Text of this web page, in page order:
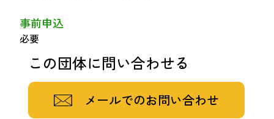
事前申込
必要
この団体に問い合わせる
メールでのお問い合わせ